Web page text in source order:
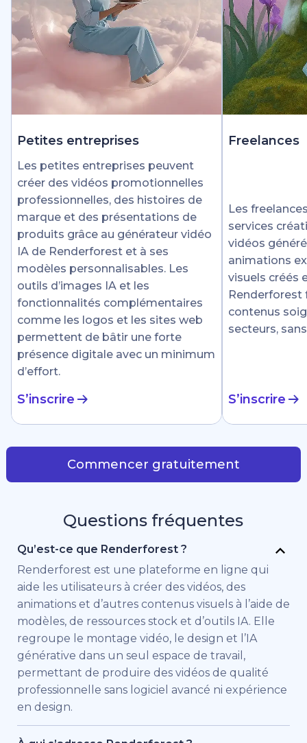
Petites entreprises
Les petites entreprises peuvent
créer des vidéos promotionnelles
professionnelles, des histoires de
marque et des présentations de
produits grâce au générateur vidéo
IA de Renderforest et à ses
modèles personnalisables. Les
outils d’images IA et les
fonctionnalités complémentaires
comme les logos et les sites web
permettent de bâtir une forte
présence digitale avec un minimum
d’effort.
S’inscrire
Freelances
Les
services
vidéos
animations
visuels créés
Renderforest
contenus
secteurs,
S’inscrire
Commencer gratuitement
Questions fréquentes
Qu’est-ce que Renderforest ?
Renderforest est une plateforme en ligne qui
aide les utilisateurs à créer des vidéos, des
animations et d’autres contenus visuels à l’aide de
modèles, de ressources stock et d’outils IA. Elle
regroupe le montage vidéo, le design et l’IA
générative dans un seul espace de travail,
permettant de produire des vidéos de qualité
professionnelle sans logiciel avancé ni expérience
en design.